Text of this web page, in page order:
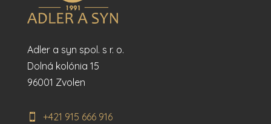
Adler a syn spol. s r. o.
Dolná kolónia 15
96001 Zvolen
+421 915 666 916